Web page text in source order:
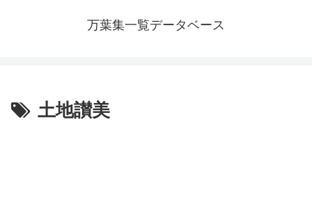
万葉集一覧データベース
土地讃美